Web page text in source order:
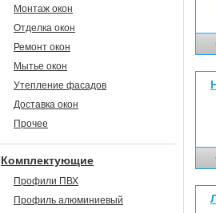
Монтаж окон
Отделка окон
Ремонт окон
Мытье окон
Утепление фасадов
Доставка окон
Прочее
Комплектующие
Профили ПВХ
Профиль алюминиевый